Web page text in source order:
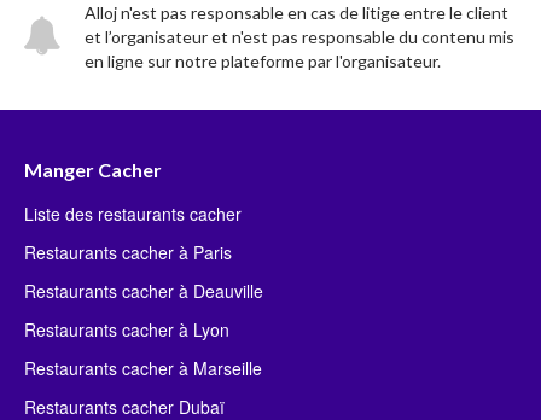
Alloj n'est pas responsable en cas de litige entre le client
et l’organisateur et n'est pas responsable du contenu mis
en ligne sur notre plateforme par l'organisateur.
Manger Cacher
Liste des restaurants cacher
Restaurants cacher à Paris
Restaurants cacher à Deauville
Restaurants cacher à Lyon
Restaurants cacher à Marseille
Restaurants cacher Dubaï